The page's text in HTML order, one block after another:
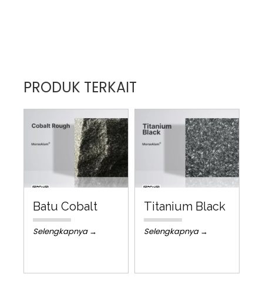
PRODUK TERKAIT
Batu Cobalt
Selengkapnya →
Titanium Black
Selengkapnya →